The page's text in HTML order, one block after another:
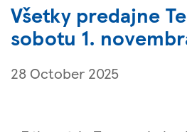
Všetky predajne
sobotu 1.
28 October 2025